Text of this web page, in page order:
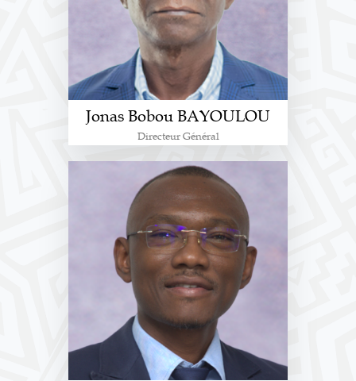
Jonas Bobou BAYOULOU
Directeur Général